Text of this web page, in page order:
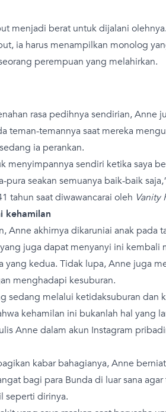
menjadi berat untuk dijalani
ia harus menampilkan monolog
perempuan yang melahirkan.
rasa pedihnya sendirian, Anne
teman-temannya saat mereka
ia perankan.
menyimpannya sendiri ketika saya
seakan semuanya baik-baik
tahun saat diwawancarai oleh Vanity
kehamilan
Anne akhirnya dikaruniai anak pada
juga dapat menyanyi ini kembali
yang kedua. Tidak lupa, Anne juga
menghadapi kesuburan.
sedang melalui ketidaksuburan dan
kehamilan ini bukanlah hal yang
Anne dalam akun Instagram
kabar bahagianya, Anne
bagi para Bunda di luar sana
seperti dirinya.